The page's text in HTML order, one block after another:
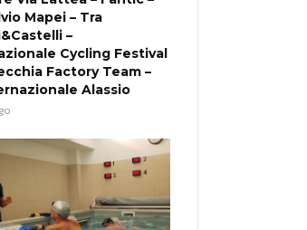
Mapei – Tra
–
Cycling Festival
Factory Team –
Alassio